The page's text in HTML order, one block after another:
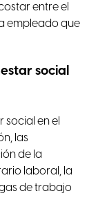
entre el
empleado que
social
social en el
las
de la
laboral, la
de trabajo